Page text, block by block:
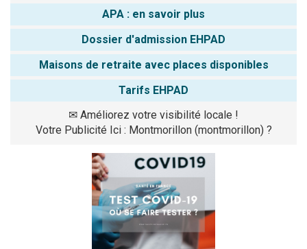
APA : en savoir plus
Dossier d'admission EHPAD
Maisons de retraite avec places disponibles
Tarifs EHPAD
✉ Améliorez votre visibilité locale !
Votre Publicité Ici : Montmorillon (montmorillon) ?